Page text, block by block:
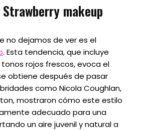
makeup
no dejamos de ver es el
. Esta tendencia, que incluye
rojos frescos, evoca el
obtiene después de pasar
como Nicola Coughlan,
mostraron cómo este estilo
adecuado para una
un aire juvenil y natural a